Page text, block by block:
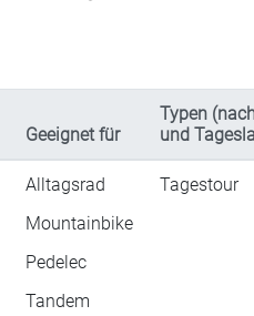
Geeignet für
Typen
und
Alltagsrad
Mountainbike
Pedelec
Tandem
Tagestour